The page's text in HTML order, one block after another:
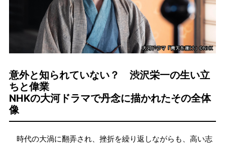
意外と知られていない？ 渋沢栄一の生い立
ちと偉業
NHKの大河ドラマで丹念に描かれたその全体
像
時代の大渦に翻弄され、挫折を繰り返しながらも、高い志